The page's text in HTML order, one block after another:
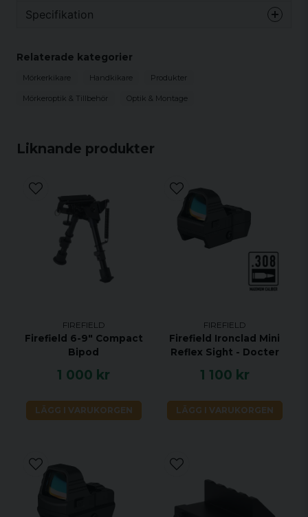
Liknande produkter
FIREFIELD
Firefield 6-9" Compact
Bipod
1 000 kr
LÄGG I VARUKORGEN
FIREFIELD
Firefield Ironclad Mini
Reflex Sight - Docter
1 100 kr
LÄGG I VARUKORGEN
utforska mörkret på ett enkelt och bekvämt sätt.
Specifikation
vertikalt
Skärmupplösning. pixlar
Tillgänglighet av inbyggd
videoinspelare
Ja
IR-våglängd. nm
Sändare
LED-lampa
Ekvivalent IR-effekt. mW
H: 2200. M: 1400. L:
Strömförsörjning
Batterityp
4xAA
Batteritid (med IR). timmar
H IR: 1.5. M IR: 3. L
Driftstemperatur. °C
- 10 till + 60
Mått (L/H/B)
542 mm
Garantiperiod
3 år
Relaterade kategorier
Mörkerkikare Handkikare Produkter
Mörkeroptik & Tillbehör Optik & Montage